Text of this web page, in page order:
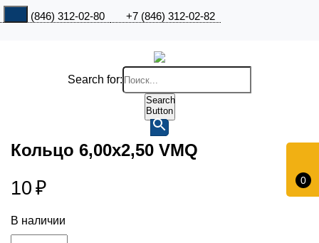
+7 (846) 312-02-80 +7 (846) 312-02-82
0
Search for:
Search
Button
Кольцо 6,00х2,50 VMQ
10 ₽
В наличии